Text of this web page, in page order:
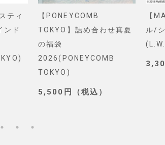
ティ
ンド
【PONEYCOMB
TOKYO】詰め合わせ真夏
の福袋
2026(PONEYCOMB
TOKYO)
5,500円（税込）
【
ル/